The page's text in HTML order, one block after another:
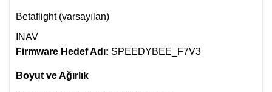
Betaflight (varsayılan)
INAV
Firmware Hedef Adı: SPEEDYBEE_F7V3
Boyut ve Ağırlık